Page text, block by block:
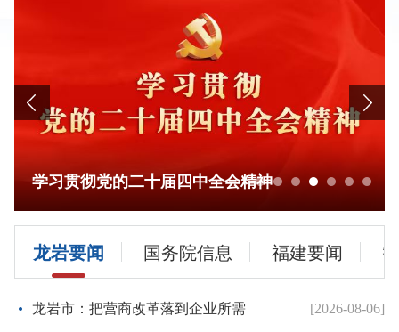
学习贯彻党的二十届四中全会精神
龙岩要闻 国务院信息 福建要闻
[2026-08-06]
龙岩市：把营商改革落到企业所需